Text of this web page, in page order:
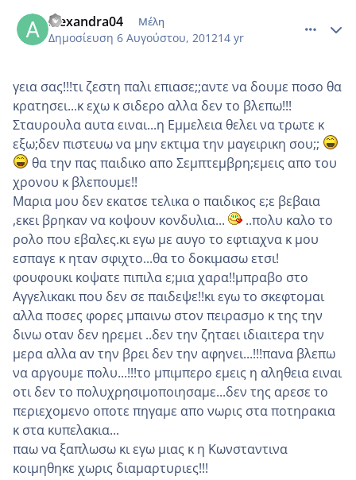
alexandra04 Μέλη
Δημοσίευση 6 Αυγούστου, 201214 yr
γεια σας!!!τι ζεστη παλι επιασε;;αντε να δουμε ποσο θα
κρατησει...κ εχω κ σιδερο αλλα δεν το βλεπω!!!
Σταυρουλα αυτα ειναι...η Εμμελεια θελει να τρωτε κ
εξω;δεν πιστευω να μην εκτιμα την μαγειρικη σου;;
θα την πας παιδικο απο Σεμπτεμβρη;εμεις απο του
χρονου κ βλεπουμε!!
Μαρια μου δεν εκατσε τελικα ο παιδικος ε;ε βεβαια
,εκει βρηκαν να κοψουν κονδυλια...
..πολυ καλο το
ρολο που εβαλες.κι εγω με αυγο το εφτιαχνα κ μου
εσπαγε κ ηταν σφιχτο...θα το δοκιμασω ετσι!
φουφουκι κοψατε πιπιλα ε;μια χαρα!!μπραβο στο
Αγγελικακι που δεν σε παιδεψε!!κι εγω το σκεφτομαι
αλλα ποσες φορες μπαινω στον πειρασμο κ της την
δινω οταν δεν ηρεμει ..δεν την ζηταει ιδιαιτερα την
μερα αλλα αν την βρει δεν την αφηνει...!!!πανα βλεπω
να αργουμε πολυ...!!!το μπιμπερο εμεις η αληθεια ειναι
οτι δεν το πολυχρησιμοποιησαμε...δεν της αρεσε το
περιεχομενο οποτε πηγαμε απο νωρις στα ποτηρακια
κ στα κυπελακια...
παω να ξαπλωσω κι εγω μιας κ η Κωνσταντινα
κοιμηθηκε χωρις διαμαρτυριες!!!